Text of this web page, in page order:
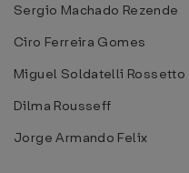
Sergio Machado Rezende
Ciro Ferreira Gomes
Miguel Soldatelli Rossetto
Dilma Rousseff
Jorge Armando Felix